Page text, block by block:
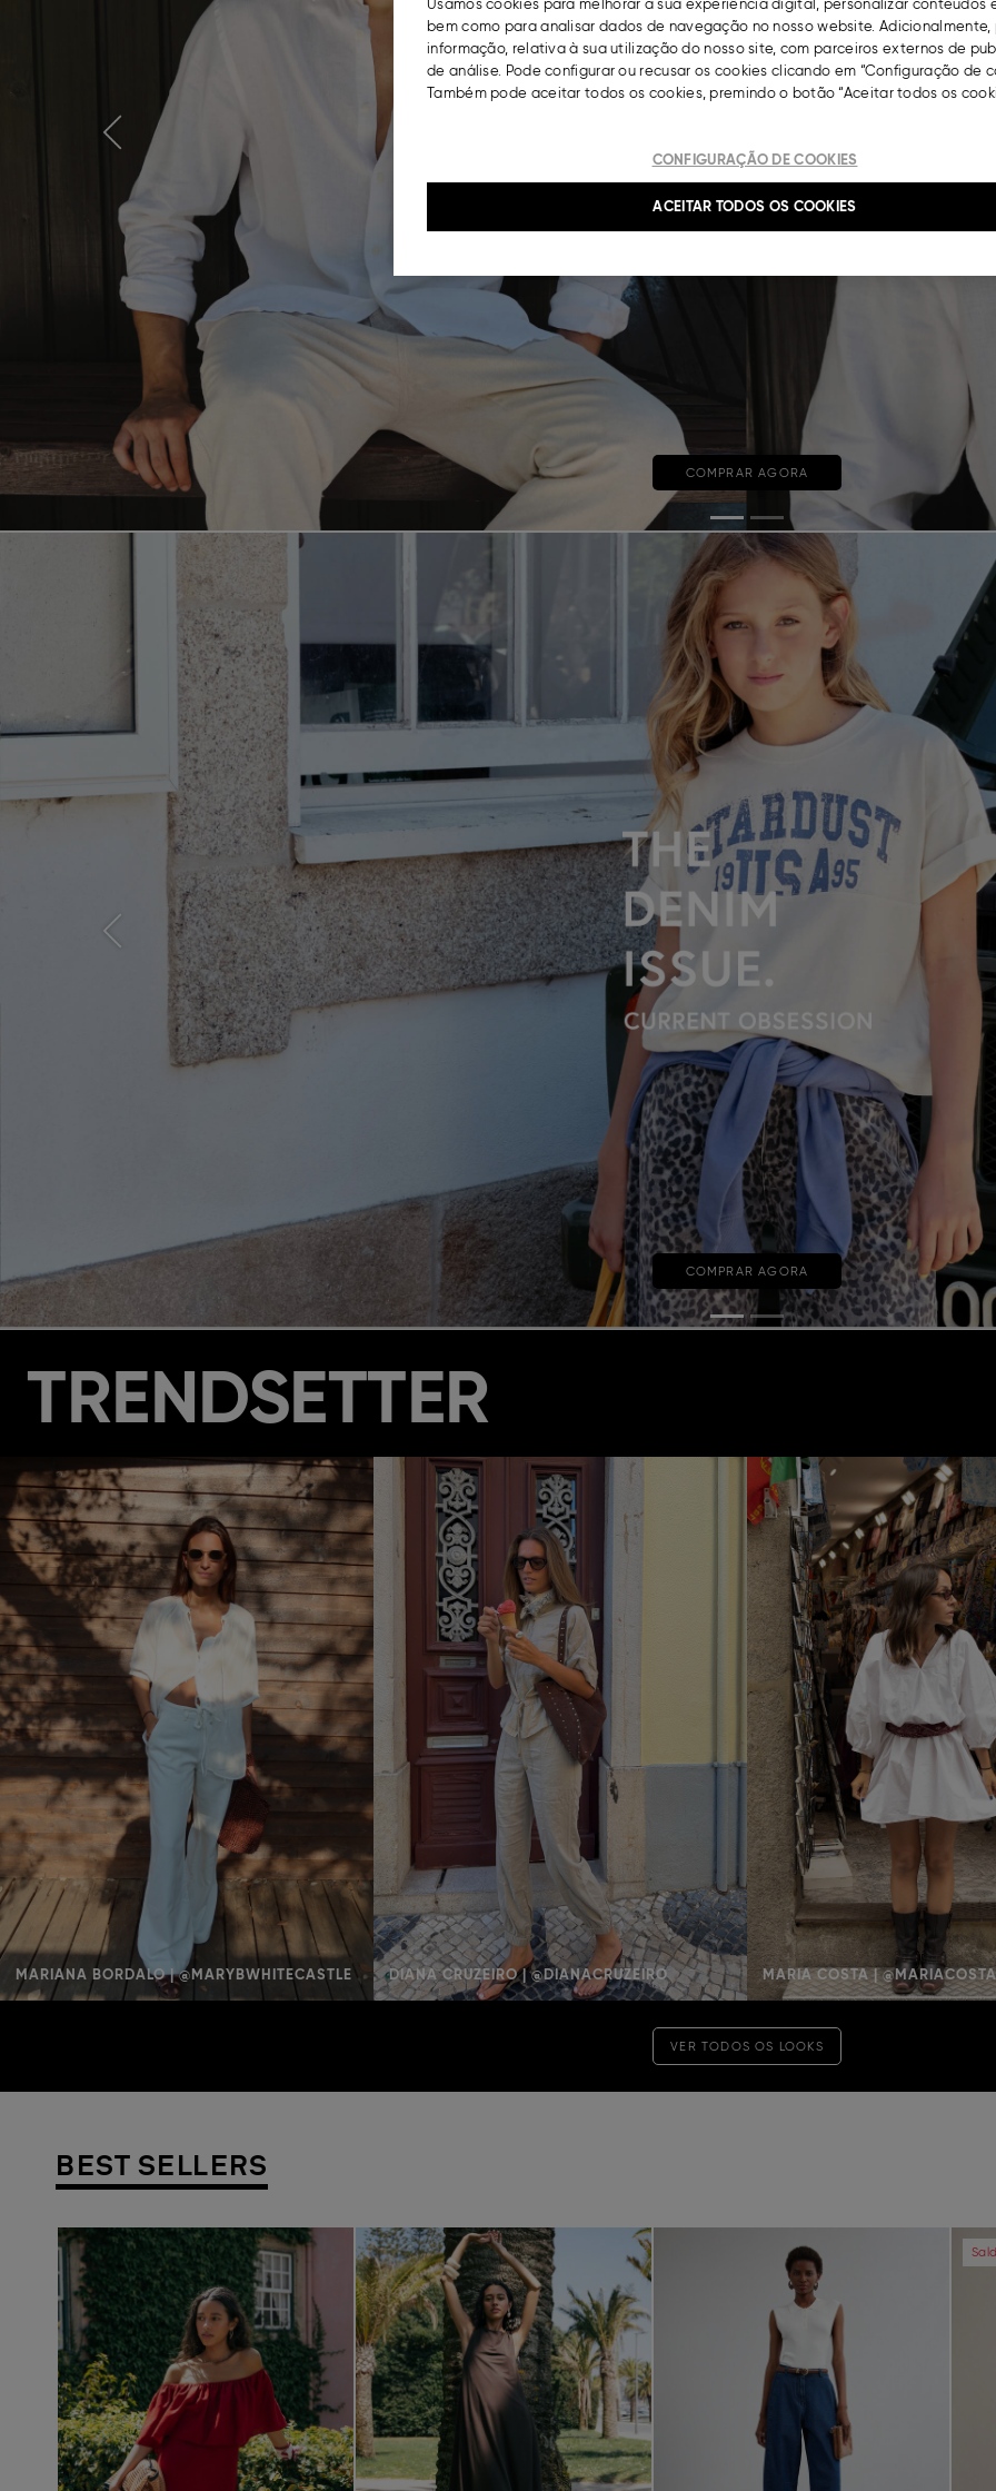
COMPRAR AGORA
Previous
COMPRAR AGORA
Previous
TRENDSETTER
MARIANA BORDALO | @MARYBWHITECASTLE DIANA CRUZEIRO | @DIANACRUZEIRO MARIA COSTA |
VER TODOS OS LOOKS
BEST SELLERS
Previous Previous Next
Usamos cookies para melhorar a sua experiência digital, personalizar conteúdos
bem como para analisar dados de navegação no nosso website.
informação, relativa à sua utilização do nosso site, com parceiros externos de
de análise. Pode configurar ou recusar os cookies clicando em “Configuração de
Também pode aceitar todos os cookies, premindo o botão “Aceitar todos os
CONFIGURAÇÃO DE COOKIES
ACEITAR TODOS OS COOKIES